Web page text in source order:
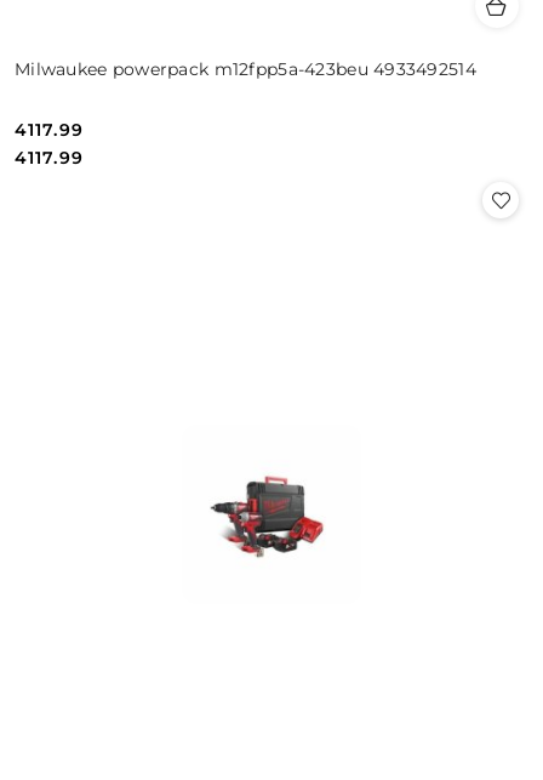
Milwaukee powerpack m12fpp5a-423beu 4933492514
Cena:
4117.99
Cena:
4117.99